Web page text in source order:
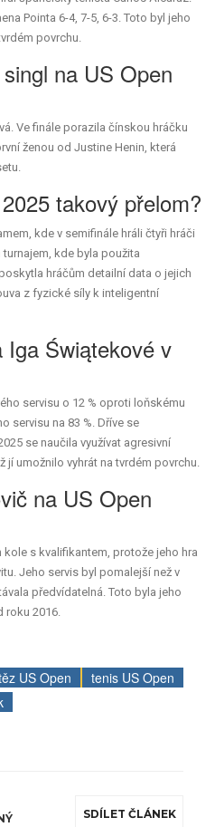
Pointa 6-4, 7-5, 6-3. Toto byl jeho
povrchu.
na US Open
Ve finále porazila čínskou hráčku
ženou od Justine Henin, která
takový přelom?
kde v semifinále hráli čtyři hráči
kde byla použita
hráčům detailní data o jejich
z fyzické síly k inteligentní
Świątekové v
servisu o 12 % oproti loňskému
servisu na 83 %. Dříve se
se naučila využívat agresivní
jí umožnilo vyhrát na tvrdém povrchu.
na US Open
s kvalifikantem, protože jeho hra
Jeho servis byl pomalejší než v
předvídatelná. Toto byla jeho
roku 2016.
US Open
tenis US Open
SDÍLET ČLÁNEK